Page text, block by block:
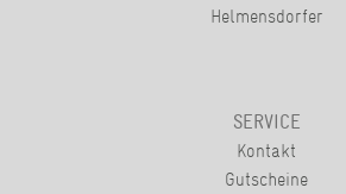
Helmensdorfer
SERVICE
Kontakt
Gutscheine